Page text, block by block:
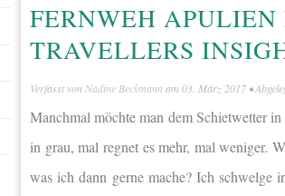
FERNWEH
TRAVELLERS
Verfasst von Nadine Beckmann am 03. März 2017 •
Manchmal möchte man dem Schietwetter
in grau, mal regnet es mehr, mal weniger.
was ich dann gerne mache? Ich schwelge